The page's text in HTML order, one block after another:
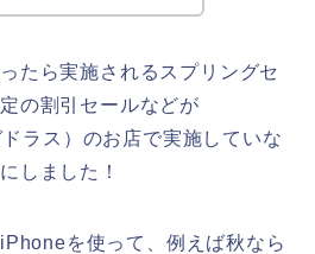
たら実施されるスプリングセ
の割引セールなどが
ラス）のお店で実施していな
しました！
を使って、例えば秋なら